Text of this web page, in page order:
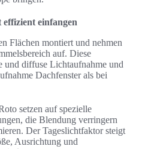
effizient einfangen
Flächen montiert und nehmen
auf. Diese
und diffuse Lichtaufnahme und
Dachfenster als bei
setzen auf spezielle
die Blendung verringern
Der Tageslichtfaktor steigt
Ausrichtung und